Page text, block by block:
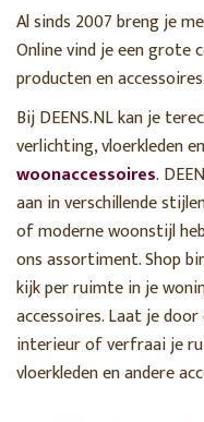
Al sinds 2007 breng je
Online vind je een grote
producten en accessoires.
Bij DEENS.NL kan je
verlichting, vloerkleden
woonaccessoires.
aan in verschillende
of moderne woonstijl
ons assortiment. Shop
kijk per ruimte in je
accessoires. Laat je
interieur of verfraai je
vloerkleden en andere